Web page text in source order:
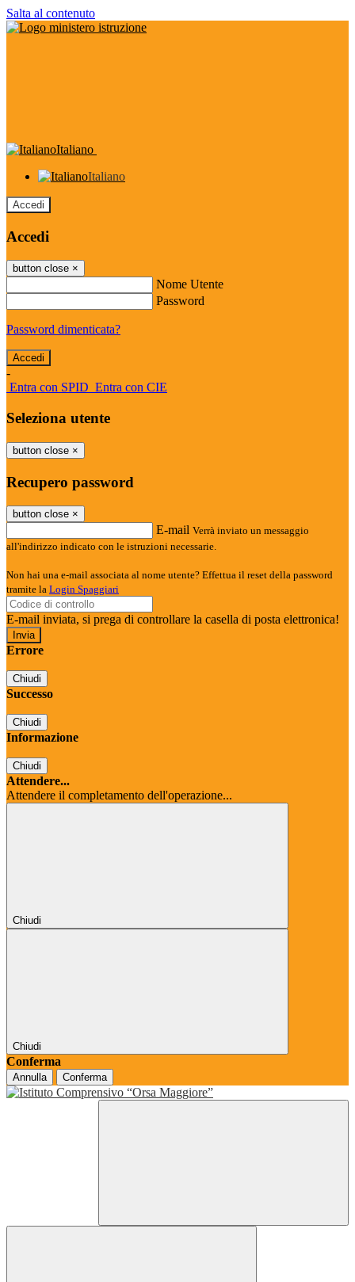
Salta al contenuto
Italiano
Italiano
Accedi
Accedi
button close ×
Nome Utente
Password
Password dimenticata?
-
Entra con SPID Entra con CIE
Seleziona utente
button close ×
Recupero password
button close ×
E-mail Verrà inviato un messaggio
all'indirizzo indicato con le istruzioni necessarie.
Non hai una e-mail associata al nome utente? Effettua il reset della password
tramite la Login Spaggiari
E-mail inviata, si prega di controllare la casella di posta elettronica!
Errore
Chiudi
Successo
Chiudi
Informazione
Chiudi
Attendere...
Attendere il completamento dell'operazione...
Chiudi
Chiudi
Conferma
Annulla Conferma